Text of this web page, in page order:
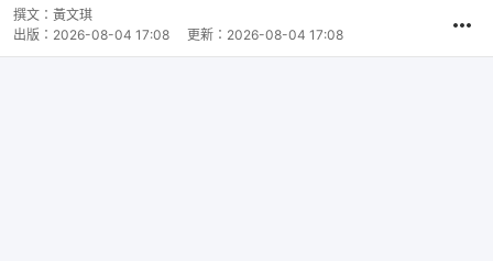
撰文： 黃文琪
出版： 2026-08-04 17:08 更新： 2026-08-04 17:08